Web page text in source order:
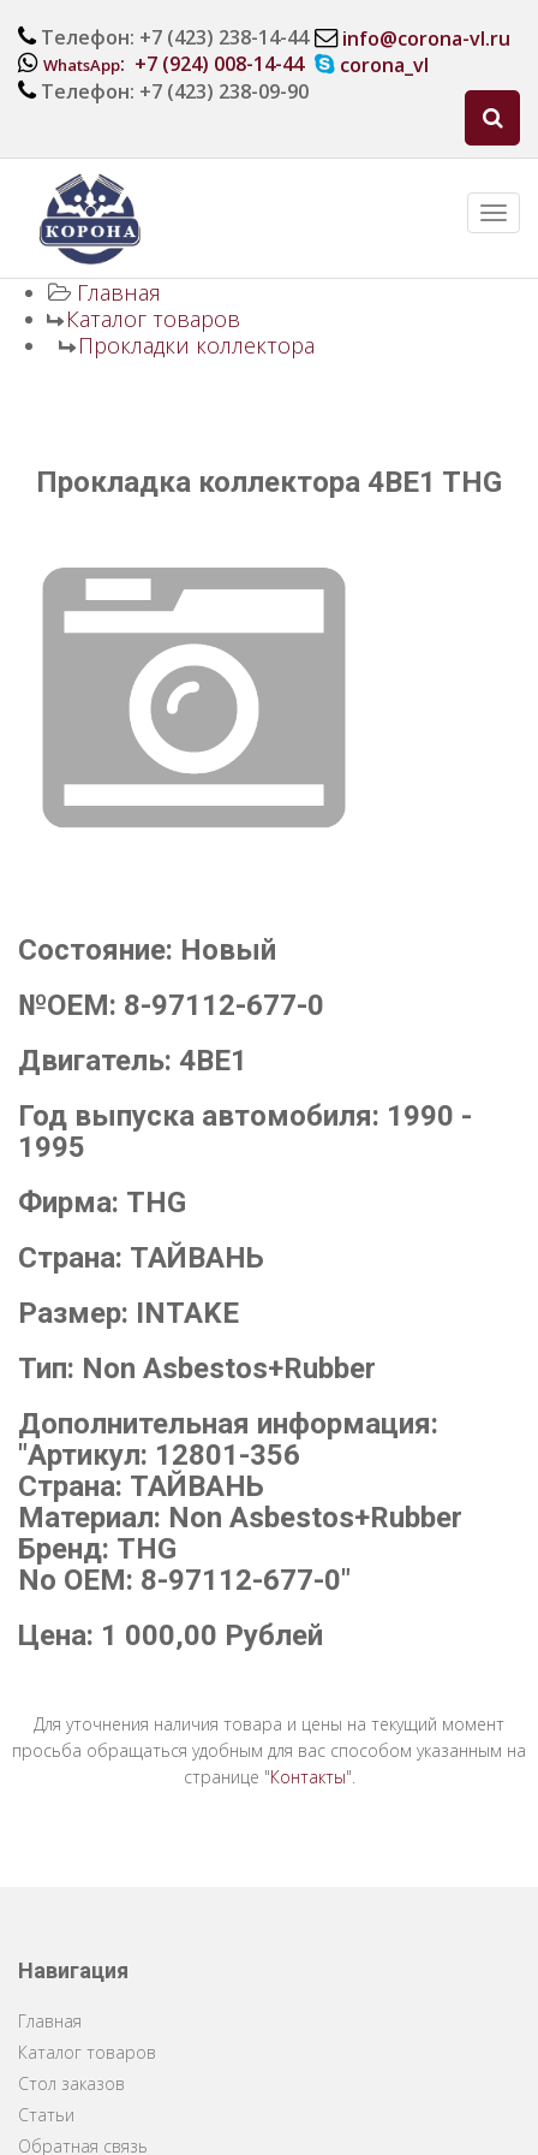
Телефон: +7 (423) 238-14-44
WhatsApp: +7 (924) 008-14-44
Телефон: +7 (423) 238-09-90
info@corona-vl.ru
corona_vl
Главная
Каталог товаров
Прокладки коллектора
Прокладка коллектора 4BE1 THG
Состояние: Новый
№OEM: 8-97112-677-0
Двигатель: 4BE1
Год выпуска автомобиля: 1990 -
1995
Фирма: THG
Страна: ТАЙВАНЬ
Размер: INTAKE
Тип: Non Asbestos+Rubber
Дополнительная информация:
"Артикул: 12801-356
Страна: ТАЙВАНЬ
Материал: Non Asbestos+Rubber
Бренд: THG
No OEM: 8-97112-677-0"
Цена: 1 000,00 Рублей
Для уточнения наличия товара и цены на текущий момент
просьба обращаться удобным для вас способом указанным на
странице "Контакты".
Навигация
Главная
Каталог товаров
Стол заказов
Статьи
Обратная связь